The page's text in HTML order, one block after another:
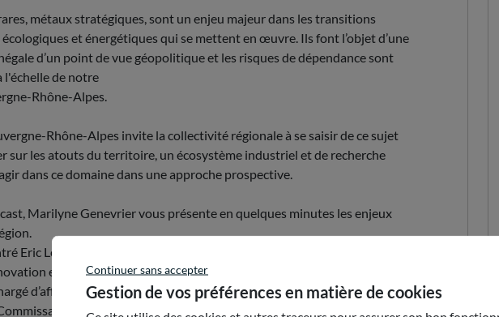
métaux stratégiques, sont un enjeu majeur dans les transitions
et énergétiques qui se mettent en œuvre. Ils font l’objet d’une
d’un point de vue géopolitique et les risques de dépendance sont
l'échelle de notre
Rhône-Alpes.
Rhône-Alpes invite la collectivité régionale à se saisir de ce sujet
sur les atouts du territoire, un écosystème industriel et de recherche
dans ce domaine dans une approche prospective.
Marilyne Genevrier vous présente en quelques minutes les enjeux
Eric Le Jaouen, président de la commission activité économique,
en charge de ce travail sur les métaux rares, Etienne Bouyer,
d’affaires européennes sur la problématique des métaux pour
à l'énergie atomique et Aurélie Dessein, membre du bureau
Continuer sans accepter
Gestion de vos préférences en matière de cookies